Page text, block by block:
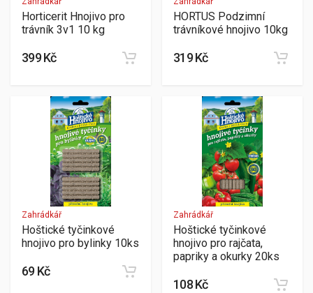
Horticerit Hnojivo pro
trávník 3v1 10 kg
399 Kč
HORTUS Podzimní
trávníkové hnojivo 10kg
319 Kč
Zahrádkář
Hoštické tyčinkové
hnojivo pro bylinky 10ks
69 Kč
Zahrádkář
Hoštické tyčinkové
hnojivo pro rajčata,
papriky a okurky 20ks
108 Kč